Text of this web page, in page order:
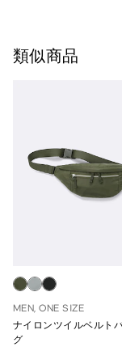
類似商品
MEN, ONE SIZE
ナイロンツイルベルト
グ